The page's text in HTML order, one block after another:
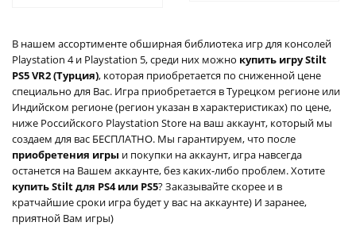
В нашем ассортименте обширная библиотека игр для консолей
Playstation 4 и Playstation 5, среди них можно купить игру Stilt
PS5 VR2 (Турция), которая приобретается по сниженной цене
специально для Вас. Игра приобретается в Турецком регионе или
Индийском регионе (регион указан в характеристиках) по цене,
ниже Российского Playstation Store на ваш аккаунт, который мы
создаем для вас БЕСПЛАТНО. Мы гарантируем, что после
приобретения игры и покупки на аккаунт, игра навсегда
останется на Вашем аккаунте, без каких-либо проблем. Хотите
купить Stilt для PS4 или PS5? Заказывайте скорее и в
кратчайшие сроки игра будет у вас на аккаунте) И заранее,
приятной Вам игры)